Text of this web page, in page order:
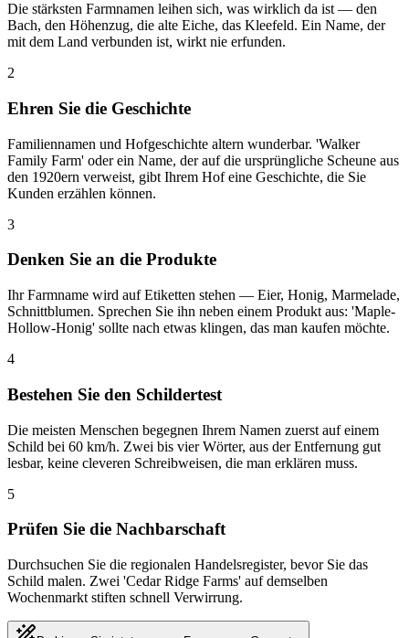
Die stärksten Farmnamen leihen sich, was wirklich da ist — den
Bach, den Höhenzug, die alte Eiche, das Kleefeld. Ein Name, der
mit dem Land verbunden ist, wirkt nie erfunden.
2
Ehren Sie die Geschichte
Familiennamen und Hofgeschichte altern wunderbar. 'Walker
Family Farm' oder ein Name, der auf die ursprüngliche Scheune aus
den 1920ern verweist, gibt Ihrem Hof eine Geschichte, die Sie
Kunden erzählen können.
3
Denken Sie an die Produkte
Ihr Farmname wird auf Etiketten stehen — Eier, Honig, Marmelade,
Schnittblumen. Sprechen Sie ihn neben einem Produkt aus: 'Maple-
Hollow-Honig' sollte nach etwas klingen, das man kaufen möchte.
4
Bestehen Sie den Schildertest
Die meisten Menschen begegnen Ihrem Namen zuerst auf einem
Schild bei 60 km/h. Zwei bis vier Wörter, aus der Entfernung gut
lesbar, keine cleveren Schreibweisen, die man erklären muss.
5
Prüfen Sie die Nachbarschaft
Durchsuchen Sie die regionalen Handelsregister, bevor Sie das
Schild malen. Zwei 'Cedar Ridge Farms' auf demselben
Wochenmarkt stiften schnell Verwirrung.